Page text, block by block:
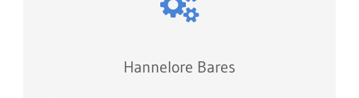
Hannelore Bares